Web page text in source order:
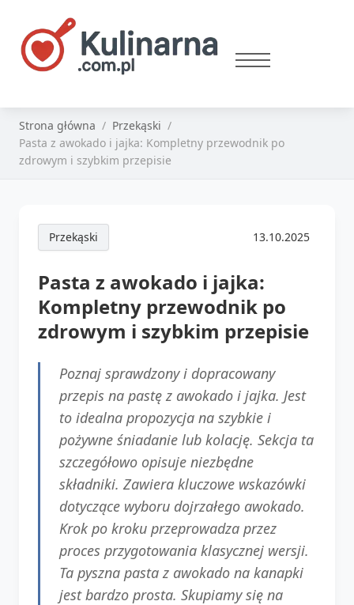
Strona główna
Przekąski
Pasta z awokado i jajka: Kompletny przewodnik po
zdrowym i szybkim przepisie
Przekąski 13.10.2025
Pasta z awokado i jajka:
Kompletny przewodnik po
zdrowym i szybkim przepisie
Poznaj sprawdzony i dopracowany
przepis na pastę z awokado i jajka. Jest
to idealna propozycja na szybkie i
pożywne śniadanie lub kolację. Sekcja ta
szczegółowo opisuje niezbędne
składniki. Zawiera kluczowe wskazówki
dotyczące wyboru dojrzałego awokado.
Krok po kroku przeprowadza przez
proces przygotowania klasycznej wersji.
Ta pyszna pasta z awokado na kanapki
jest bardzo prosta. Skupiamy się na